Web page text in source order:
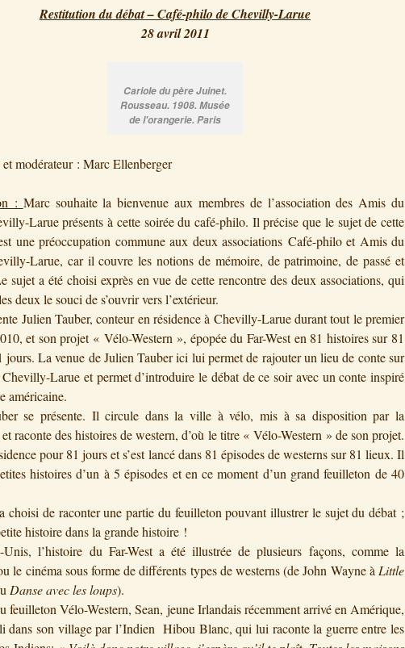
Restitution du débat – Café-philo de Chevilly-Larue
28 avril 2011
Cariole du père Juinet.
Rousseau. 1908. Musée
de l'orangerie. Paris
modérateur : Marc Ellenberger
: Marc souhaite la bienvenue aux membres de l’association des Amis du
Larue présents à cette soirée du café-philo. Il précise que le sujet de cette
une préoccupation commune aux deux associations Café-philo et Amis du
Larue, car il couvre les notions de mémoire, de patrimoine, de passé et
sujet a été choisi exprès en vue de cette rencontre des deux associations, qui
deux le souci de s’ouvrir vers l’extérieur.
Julien Tauber, conteur en résidence à Chevilly-Larue durant tout le premier
et son projet « Vélo-Western », épopée du Far-West en 81 histoires sur 81
jours. La venue de Julien Tauber ici lui permet de rajouter un lieu de conte sur
Larue et permet d’introduire le débat de ce soir avec un conte inspiré
américaine.
se présente. Il circule dans la ville à vélo, mis à sa disposition par la
raconte des histoires de western, d’où le titre « Vélo-Western » de son projet.
pour 81 jours et s’est lancé dans 81 épisodes de westerns sur 81 lieux. Il
histoires d’un à 5 épisodes et en ce moment d’un grand feuilleton de 40
choisi de raconter une partie du feuilleton pouvant illustrer le sujet du débat ;
histoire dans la grande histoire !
l’histoire du Far-West a été illustrée de plusieurs façons, comme la
le cinéma sous forme de différents types de westerns (de John Wayne à Little
Danse avec les loups).
feuilleton Vélo-Western, Sean, jeune Irlandais récemment arrivé en Amérique,
dans son village par l’Indien Hibou Blanc, qui lui raconte la guerre entre les